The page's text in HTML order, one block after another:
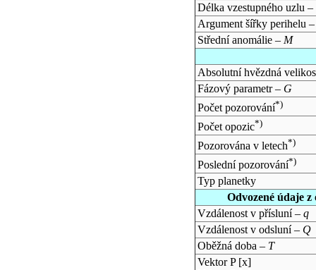
Délka vzestupného uzlu –
Argument šířky perihelu
Střední anomálie – M
Absolutní hvězdná
Fázový parametr – G
Počet pozorování*)
Počet opozic*)
Pozorována v letech*)
Poslední pozorování*)
Typ planetky
Odvozené údaje
Vzdálenost v přísluní – q
Vzdálenost v odsluní – Q
Oběžná doba – T
Vektor P [x]